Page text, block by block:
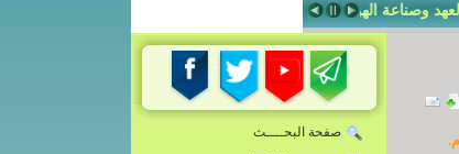
الهويّة صناعة الإنسان الرساليّ في مدرسة أمير المؤمنين
صفحة البحــــث